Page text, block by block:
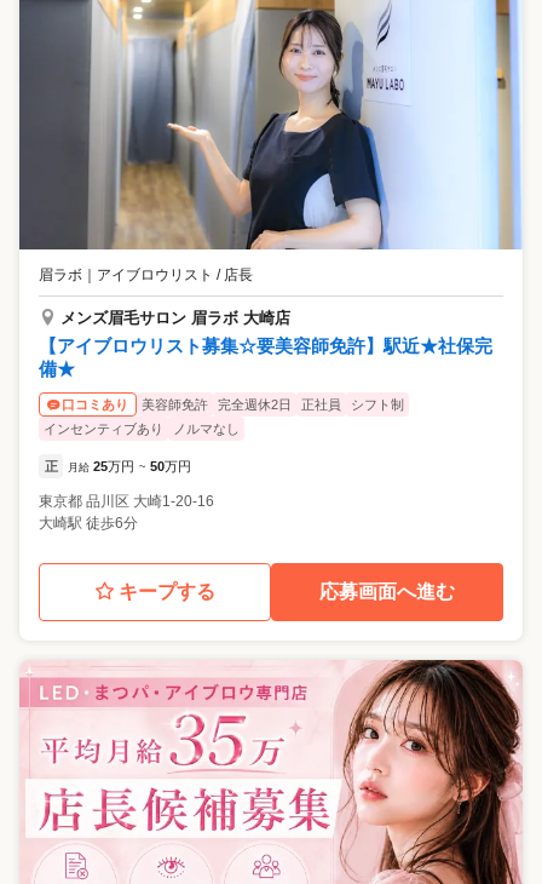
眉ラボ アイブロウリスト / 店長
メンズ眉毛サロン 眉ラボ 大崎店
【アイブロウリスト募集☆要美容師免許】駅近★社保完
備★
口コミあり 美容師免許 完全週休2日 正社員
シフト制
インセンティブあり
ノルマなし
正 月給 25万円 ~ 50万円
東京都 品川区 大崎1-20-16
大崎駅 徒歩6分
キープする 応募画面へ進む